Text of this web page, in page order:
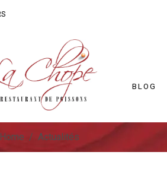
BLOG
Home /Actualités